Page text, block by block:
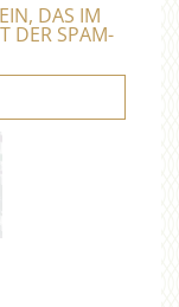
DAS IM
DER SPAM-